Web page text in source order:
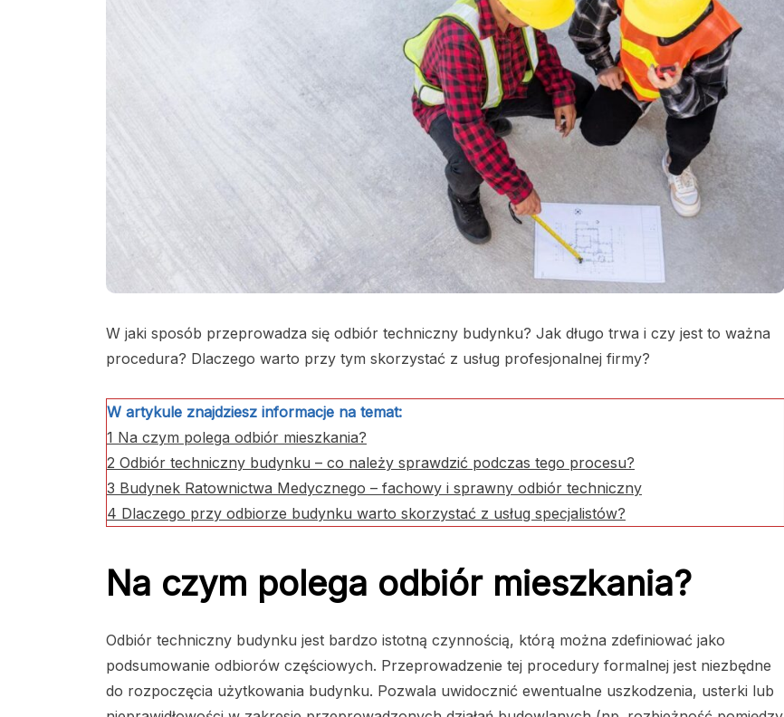
W jaki sposób przeprowadza się odbiór techniczny budynku? Jak długo trwa i czy jest to ważna
procedura? Dlaczego warto przy tym skorzystać z usług profesjonalnej firmy?
W artykule znajdziesz informacje na temat:
1 Na czym polega odbiór mieszkania?
2 Odbiór techniczny budynku – co należy sprawdzić podczas tego procesu?
3 Budynek Ratownictwa Medycznego – fachowy i sprawny odbiór techniczny
4 Dlaczego przy odbiorze budynku warto skorzystać z usług specjalistów?
Na czym polega odbiór mieszkania?
Odbiór techniczny budynku jest bardzo istotną czynnością, którą można zdefiniować jako
podsumowanie odbiorów częściowych. Przeprowadzenie tej procedury formalnej jest niezbędne
do rozpoczęcia użytkowania budynku. Pozwala uwidocznić ewentualne uszkodzenia, usterki lub